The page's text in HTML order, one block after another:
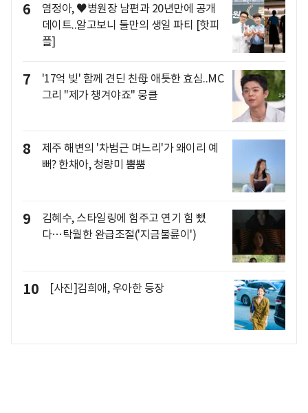
6
염정아, ♥병원장 남편과 20년만에 공개
데이트..알고보니 둘만의 생일 파티 [핫피
플]
7
'17억 빚' 함께 견딘 친母 애틋한 효심..MC
그리 "제가 챙겨야죠" 뭉클
8
제주 해변의 '차범근 며느리'가 왜이리 예
뻐? 한채아, 청량미 뿜뿜
9
김혜수, 스타일링에 힘주고 연기 힘 뺐
다…탁월한 완급조절('지금불륜이')
10 [사진]김희애, 우아한 등장